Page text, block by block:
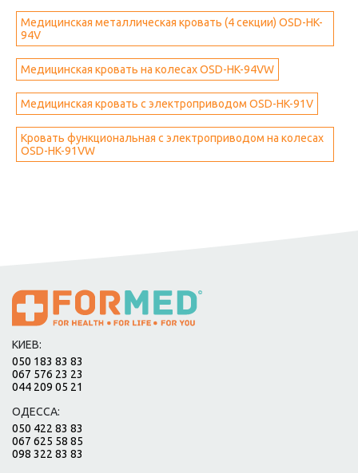
Медицинская металлическая кровать (4 секции) OSD-HK-
94V
Медицинская кровать на колесах OSD-HK-94VW
Медицинская кровать с электроприводом OSD-HK-91V
Кровать функциональная с электроприводом на колесах
OSD-HK-91VW
КИЕВ:
050 183 83 83
067 576 23 23
044 209 05 21
ОДЕССА:
050 422 83 83
067 625 58 85
098 322 83 83